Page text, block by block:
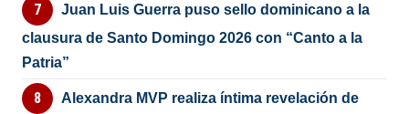
Juan Luis Guerra puso sello dominicano a la
clausura de Santo Domingo 2026 con “Canto a la
Patria”
Alexandra MVP realiza íntima revelación de